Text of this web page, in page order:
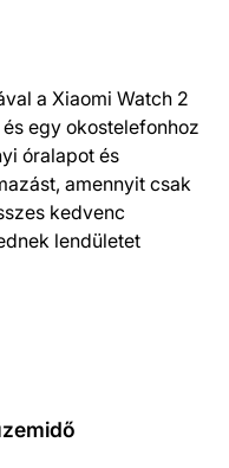
a Xiaomi Watch 2
egy okostelefonhoz
óralapot és
amennyit csak
kedvenc
lendületet